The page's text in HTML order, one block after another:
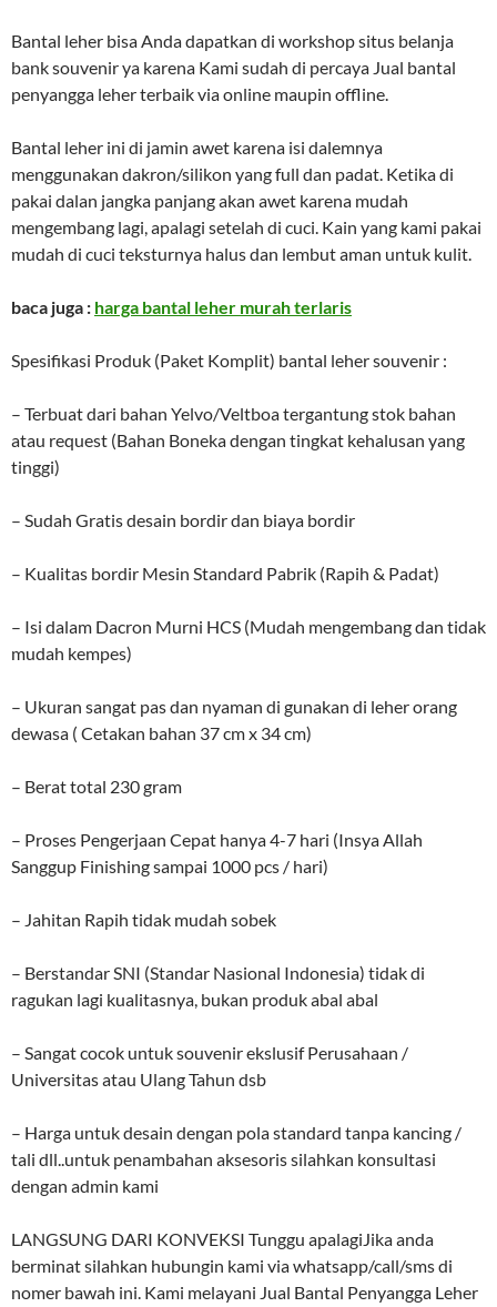
Bantal leher bisa Anda dapatkan di workshop situs belanja
bank souvenir ya karena Kami sudah di percaya Jual bantal
penyangga leher terbaik via online maupin offline.
Bantal leher ini di jamin awet karena isi dalemnya
menggunakan dakron/silikon yang full dan padat. Ketika di
pakai dalan jangka panjang akan awet karena mudah
mengembang lagi, apalagi setelah di cuci. Kain yang kami pakai
mudah di cuci teksturnya halus dan lembut aman untuk kulit.
baca juga : harga bantal leher murah terlaris
Spesifikasi Produk (Paket Komplit) bantal leher souvenir :
– Terbuat dari bahan Yelvo/Veltboa tergantung stok bahan
atau request (Bahan Boneka dengan tingkat kehalusan yang
tinggi)
– Sudah Gratis desain bordir dan biaya bordir
– Kualitas bordir Mesin Standard Pabrik (Rapih & Padat)
– Isi dalam Dacron Murni HCS (Mudah mengembang dan tidak
mudah kempes)
– Ukuran sangat pas dan nyaman di gunakan di leher orang
dewasa ( Cetakan bahan 37 cm x 34 cm)
– Berat total 230 gram
– Proses Pengerjaan Cepat hanya 4-7 hari (Insya Allah
Sanggup Finishing sampai 1000 pcs / hari)
– Jahitan Rapih tidak mudah sobek
– Berstandar SNI (Standar Nasional Indonesia) tidak di
ragukan lagi kualitasnya, bukan produk abal abal
– Sangat cocok untuk souvenir ekslusif Perusahaan /
Universitas atau Ulang Tahun dsb
– Harga untuk desain dengan pola standard tanpa kancing /
tali dll..untuk penambahan aksesoris silahkan konsultasi
dengan admin kami
LANGSUNG DARI KONVEKSI Tunggu apalagiJika anda
berminat silahkan hubungin kami via whatsapp/call/sms di
nomer bawah ini. Kami melayani Jual Bantal Penyangga Leher